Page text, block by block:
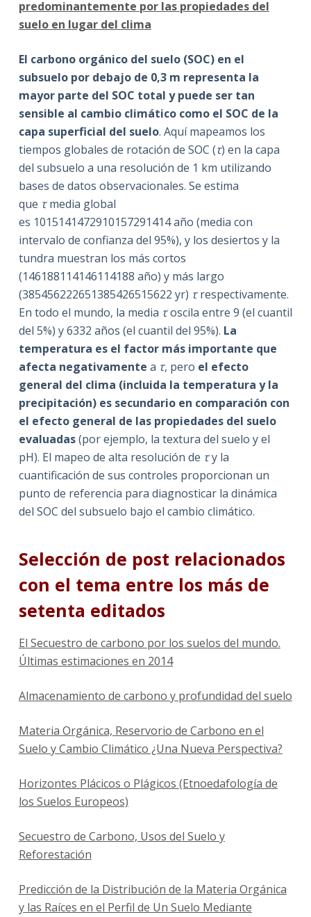
predominantemente por las propiedades del
suelo en lugar del clima
El carbono orgánico del suelo (SOC) en el
subsuelo por debajo de 0,3 m representa la
mayor parte del SOC total y puede ser tan
sensible al cambio climático como el SOC de la
capa superficial del suelo. Aquí mapeamos los
tiempos globales de rotación de SOC (τ) en la capa
del subsuelo a una resolución de 1 km utilizando
bases de datos observacionales. Se estima
que τmedia global
es 1015141472910157291414 año (media con
intervalo de confianza del 95%), y los desiertos y la
tundra muestran los más cortos
(146188114146114188 año) y más largo
(385456222651385426515622 yr) τrespectivamente.
En todo el mundo, la media τoscila entre 9 (el cuantil
del 5%) y 6332 años (el cuantil del 95%). La
temperatura es el factor más importante que
afecta negativamente a τ, pero el efecto
general del clima (incluida la temperatura y la
precipitación) es secundario en comparación con
el efecto general de las propiedades del suelo
evaluadas(por ejemplo, la textura del suelo y el
pH). El mapeo de alta resolución de τy la
cuantificación de sus controles proporcionan un
punto de referencia para diagnosticar la dinámica
del SOC del subsuelo bajo el cambio climático.
Selección de post relacionados
con el tema entre los más de
setenta editados
El Secuestro de carbono por los suelos del mundo.
Últimas estimaciones en 2014
Almacenamiento de carbono y profundidad del suelo
Materia Orgánica, Reservorio de Carbono en el
Suelo y Cambio Climático ¿Una Nueva Perspectiva?
Horizontes Plácicos o Plágicos (Etnoedafología de
los Suelos Europeos)
Secuestro de Carbono, Usos del Suelo y
Reforestación
Predicción de la Distribución de la Materia Orgánica
y las Raíces en el Perfil de Un Suelo Mediante